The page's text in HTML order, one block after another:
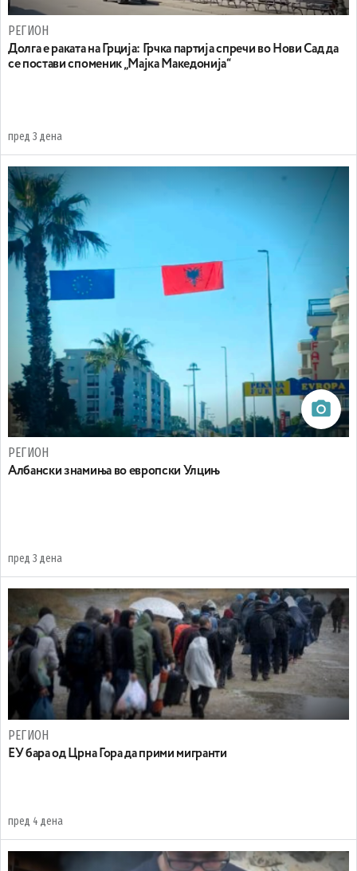
РЕГИОН
Долга е раката на Грција: Грчка партија спречи во Нови Сад да
се постави споменик „Мајка Македонија“
пред 3 дена
РЕГИОН
Aлбански знамиња во европски Улцињ
пред 3 дена
РЕГИОН
EУ бара од Црна Гора да прими мигранти
пред 4 дена